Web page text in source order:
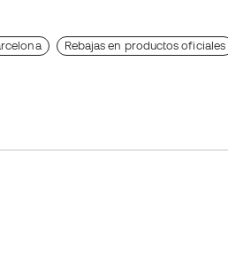
Rebajas en productos oficiales